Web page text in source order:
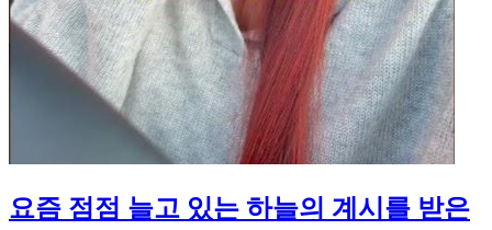
요즘 점점 늘고 있는 하늘의 계시를 받은